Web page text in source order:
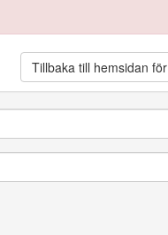
Tillbaka till hemsidan för